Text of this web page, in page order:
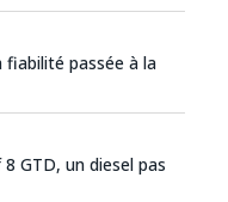
fiabilité passée à la
GTD, un diesel pas